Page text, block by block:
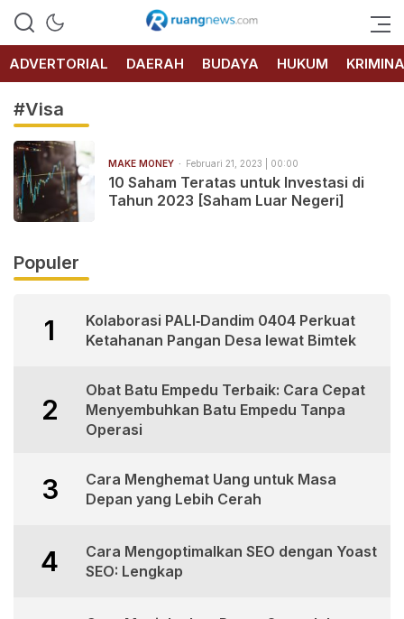
RUANG
NEWS
ADVERTORIAL
DAERAH BUDAYA HUKUM
#Visa
MAKE MONEY Februari 21, 2023 | 00:00
10 Saham Teratas untuk Investasi di
Tahun 2023 [Saham Luar Negeri]
Populer
1
Kolaborasi PALI‑Dandim 0404 Perkuat
Ketahanan Pangan Desa lewat Bimtek
2
Obat Batu Empedu Terbaik: Cara Cepat
Menyembuhkan Batu Empedu Tanpa
Operasi
3
Cara Menghemat Uang untuk Masa
Depan yang Lebih Cerah
4
Cara Mengoptimalkan SEO dengan Yoast
SEO: Lengkap